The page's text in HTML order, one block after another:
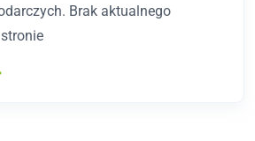
Brak aktualnego